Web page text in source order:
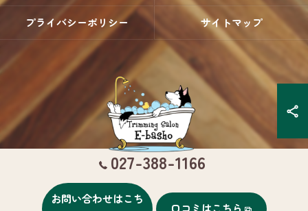
027-388-1166
お問い合わせはこち
口コミはこちら
プライバシーポリシー サイトマップ